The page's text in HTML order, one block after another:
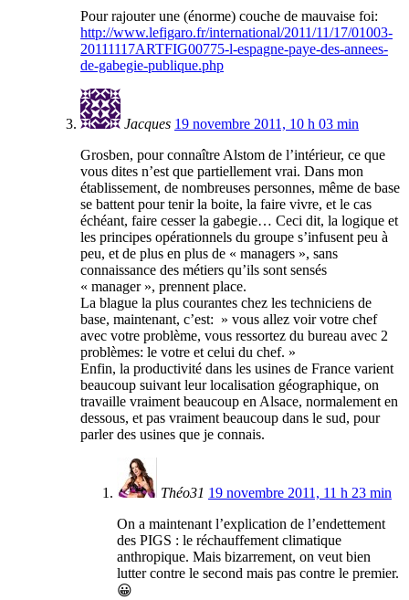
Pour rajouter une (énorme) couche de mauvaise foi:
http://www.lefigaro.fr/international/2011/11/17/01003-
20111117ARTFIG00775-l-espagne-paye-des-annees-
de-gabegie-publique.php
Jacques 19 novembre 2011, 10 h 03 min
Grosben, pour connaître Alstom de l’intérieur, ce que
vous dites n’est que partiellement vrai. Dans mon
établissement, de nombreuses personnes, même de base
se battent pour tenir la boite, la faire vivre, et le cas
échéant, faire cesser la gabegie… Ceci dit, la logique et
les principes opérationnels du groupe s’infusent peu à
peu, et de plus en plus de « managers », sans
connaissance des métiers qu’ils sont sensés
« manager », prennent place.
La blague la plus courantes chez les techniciens de
base, maintenant, c’est: » vous allez voir votre chef
avec votre problème, vous ressortez du bureau avec 2
problèmes: le votre et celui du chef. »
Enfin, la productivité dans les usines de France varient
beaucoup suivant leur localisation géographique, on
travaille vraiment beaucoup en Alsace, normalement en
dessous, et pas vraiment beaucoup dans le sud, pour
parler des usines que je connais.
Théo31 19 novembre 2011, 11 h 23 min
On a maintenant l’explication de l’endettement
des PIGS : le réchauffement climatique
anthropique. Mais bizarrement, on veut bien
lutter contre le second mais pas contre le premier.
😀